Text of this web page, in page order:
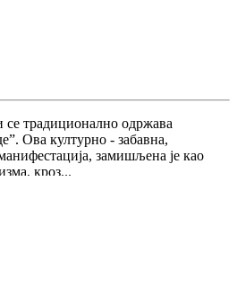
традиционално одржава
Ова културно - забавна,
замишљена је као
кроз...